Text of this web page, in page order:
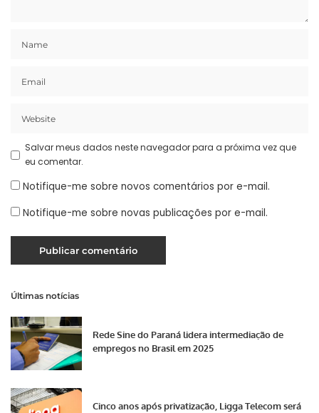
Salvar meus dados neste navegador para a próxima vez que
eu comentar.
Notifique-me sobre novos comentários por e-mail.
Notifique-me sobre novas publicações por e-mail.
Últimas notícias
Rede Sine do Paraná lidera intermediação de
empregos no Brasil em 2025
Cinco anos após privatização, Ligga Telecom será